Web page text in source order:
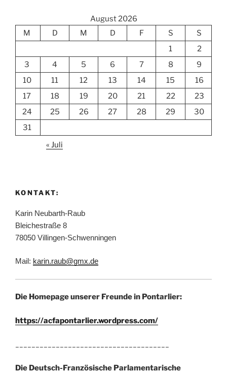
August 2026
M
D M D F S
S
1
2
3
4 5 6 7 8
9
10
11 12 13 14 15
16
17
18 19 20 21 22
23
24
25 26 27 28 29
30
31
« Juli
KONTAKT:
Karin Neubarth-Raub
Bleichestraße 8
78050 Villingen-Schwenningen
Mail: karin.raub@gmx.de
Die Homepage unserer Freunde in Pontarlier:
https://acfapontarlier.wordpress.com/
Die Deutsch-Französische Parlamentarische